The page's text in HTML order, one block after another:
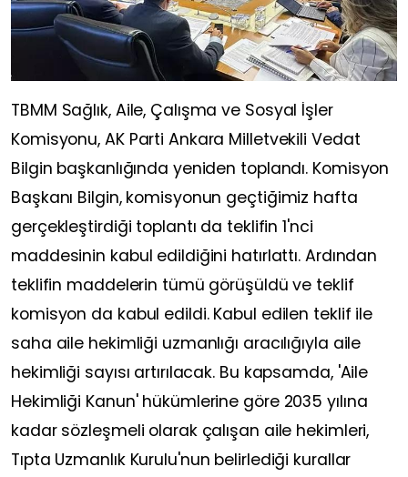
TBMM Sağlık, Aile, Çalışma ve Sosyal İşler
Komisyonu, AK Parti Ankara Milletvekili Vedat
Bilgin başkanlığında yeniden toplandı. Komisyon
Başkanı Bilgin, komisyonun geçtiğimiz hafta
gerçekleştirdiği toplantı da teklifin 1'nci
maddesinin kabul edildiğini hatırlattı. Ardından
teklifin maddelerin tümü görüşüldü ve teklif
komisyon da kabul edildi. Kabul edilen teklif ile
saha aile hekimliği uzmanlığı aracılığıyla aile
hekimliği sayısı artırılacak. Bu kapsamda, 'Aile
Hekimliği Kanun' hükümlerine göre 2035 yılına
kadar sözleşmeli olarak çalışan aile hekimleri,
Tıpta Uzmanlık Kurulu'nun belirlediği kurallar